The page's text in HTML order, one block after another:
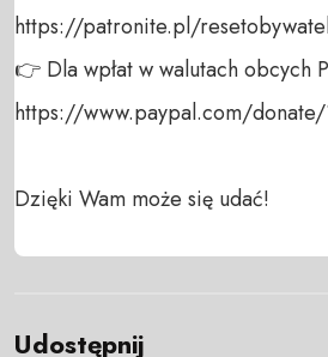
https://patronite.pl/
👉 Dla wpłat w walutach obcych
https://www.paypal.com/donate/
Dzięki Wam może się udać!
Udostępnij